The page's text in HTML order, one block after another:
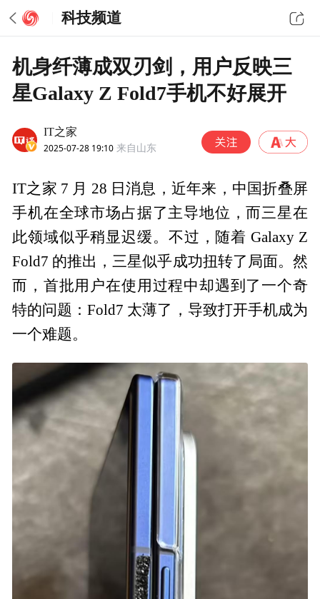
科技频道
机身纤薄成双刃剑，用户反映三
星Galaxy Z Fold7手机不好展开
IT之家
2025-07-28 19:10 来自山东
IT之家 7 月 28 日消息，近年来，中国折叠屏
手机在全球市场占据了主导地位，而三星在
此领域似乎稍显迟缓。不过，随着 Galaxy Z
Fold7 的推出，三星似乎成功扭转了局面。然
而，首批用户在使用过程中却遇到了一个奇
特的问题：Fold7 太薄了，导致打开手机成为
一个难题。